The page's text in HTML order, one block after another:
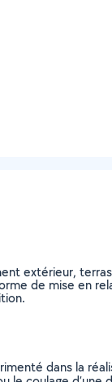
extérieur,
de mise en
dans la